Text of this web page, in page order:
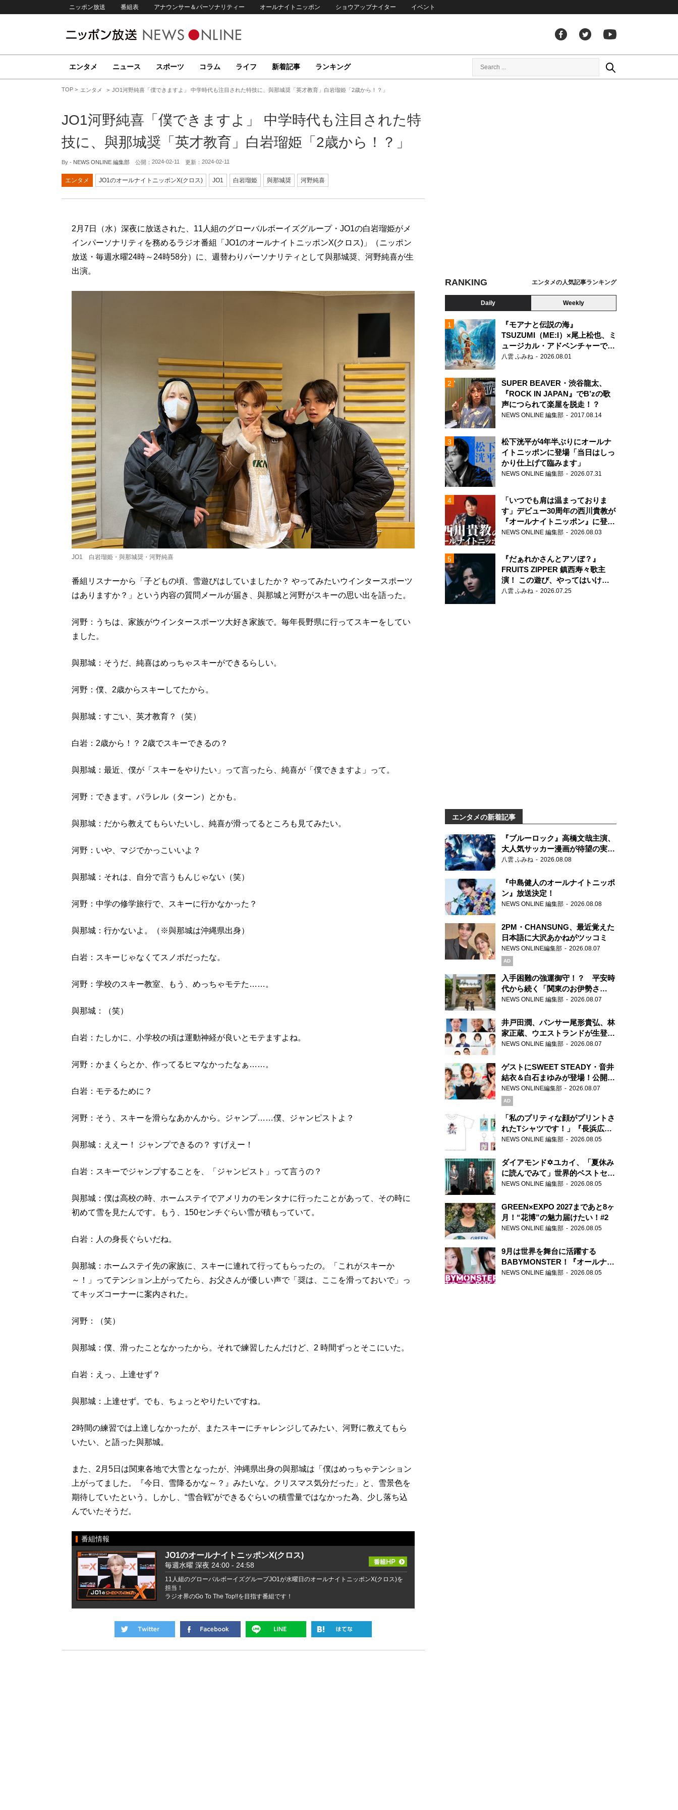
ニッポン放送 番組表 アナウンサー＆パーソナリティー オールナイトニッポン ショウアップナイター イベント
エンタメ ニュース スポーツ コラム ライフ 新着記事 ランキング
TOP エンタメ JO1河野純喜「僕できますよ」 中学時代も注目された特技に、與那城奨「英才教育」白岩瑠姫「2歳から！？」
JO1河野純喜「僕できますよ」 中学時代も注目された特
技に、與那城奨「英才教育」白岩瑠姫「2歳から！？」
By - NEWS ONLINE 編集部 公開： 2024-02-11 更新： 2024-02-11
エンタメ JO1のオールナイトニッポンX(クロス) JO1 白岩瑠姫 與那城奨 河野純喜
2月7日（水）深夜に放送された、11人組のグローバルボーイズグループ・JO1の白岩瑠姫がメ
インパーソナリティを務めるラジオ番組「JO1のオールナイトニッポンX(クロス)」（ニッポン
放送・毎週水曜24時～24時58分）に、週替わりパーソナリティとして與那城奨、河野純喜が生
出演。
JO1 白岩瑠姫・與那城奨・河野純喜
番組リスナーから「子どもの頃、雪遊びはしていましたか？ やってみたいウインタースポーツ
はありますか？」という内容の質問メールが届き、與那城と河野がスキーの思い出を語った。
河野：うちは、家族がウインタースポーツ大好き家族で。毎年長野県に行ってスキーをしてい
ました。
與那城：そうだ、純喜はめっちゃスキーができるらしい。
河野：僕、2歳からスキーしてたから。
與那城：すごい、英才教育？（笑）
白岩：2歳から！？ 2歳でスキーできるの？
與那城：最近、僕が「スキーをやりたい」って言ったら、純喜が「僕できますよ」って。
河野：できます。パラレル（ターン）とかも。
與那城：だから教えてもらいたいし、純喜が滑ってるところも見てみたい。
河野：いや、マジでかっこいいよ？
與那城：それは、自分で言うもんじゃない（笑）
河野：中学の修学旅行で、スキーに行かなかった？
與那城：行かないよ。（※與那城は沖縄県出身）
白岩：スキーじゃなくてスノボだったな。
河野：学校のスキー教室、もう、めっちゃモテた……。
與那城：（笑）
白岩：たしかに、小学校の頃は運動神経が良いとモテますよね。
河野：かまくらとか、作ってるヒマなかったなぁ……。
白岩：モテるために？
河野：そう、スキーを滑らなあかんから。ジャンプ……僕、ジャンピストよ？
與那城：ええー！ ジャンプできるの？ すげえー！
白岩：スキーでジャンプすることを、「ジャンピスト」って言うの？
與那城：僕は高校の時、ホームステイでアメリカのモンタナに行ったことがあって、その時に
初めて雪を見たんです。もう、150センチぐらい雪が積もっていて。
白岩：人の身長ぐらいだね。
與那城：ホームステイ先の家族に、スキーに連れて行ってもらったの。「これがスキーか
～！」ってテンション上がってたら、お父さんが優しい声で「奨は、ここを滑っておいで」っ
てキッズコーナーに案内された。
河野：（笑）
與那城：僕、滑ったことなかったから。それで練習したんだけど、2 時間ずっとそこにいた。
白岩：えっ、上達せず？
與那城：上達せず。でも、ちょっとやりたいですね。
2時間の練習では上達しなかったが、またスキーにチャレンジしてみたい、河野に教えてもら
いたい、と語った與那城。
また、2月5日は関東各地で大雪となったが、沖縄県出身の與那城は「僕はめっちゃテンション
上がってました。『今日、雪降るかな～？』みたいな。クリスマス気分だった」と、雪景色を
期待していたという。しかし、“雪合戦”ができるぐらいの積雪量ではなかった為、少し落ち込
んでいたそうだ。
番組情報
JO1のオールナイトニッポンX(クロス)
毎週水曜 深夜 24:00 - 24:58
11人組のグローバルボーイズグループJO1が水曜日のオールナイトニッポンX(クロス)を
担当！
ラジオ界のGo To The Top!!を目指す番組です！
RANKING エンタメの人気記事ランキング
Daily Weekly
『モアナと伝説の海』
TSUZUMI（ME:I）×尾上松也、ミ
ュージカル・アドベンチャーで美
声を響かせる
八雲 ふみね 2026.08.01
SUPER BEAVER・渋谷龍太、
『ROCK IN JAPAN』でB’zの歌
声につられて楽屋を脱走！？
NEWS ONLINE 編集部 2017.08.14
松下洸平が4年半ぶりにオールナ
イトニッポンに登場「当日はしっ
かり仕上げて臨みます」
NEWS ONLINE 編集部 2026.07.31
「いつでも肩は温まっておりま
す」デビュー30周年の西川貴教が
『オールナイトニッポン』に登
場！
NEWS ONLINE 編集部 2026.08.03
『だぁれかさんとアソぼ？』
FRUITS ZIPPER 鎮西寿々歌主
演！ この遊び、やってはいけま
せん。
八雲 ふみね 2026.07.25
エンタメの新着記事
『ブルーロック』高橋文哉主演、
大人気サッカー漫画が待望の実写
映画に
八雲 ふみね 2026.08.08
『中島健人のオールナイトニッポ
ン』放送決定！
NEWS ONLINE 編集部 2026.08.08
2PM・CHANSUNG、最近覚えた
日本語に大沢あかねがツッコミ
NEWS ONLINE編集部 2026.08.07
AD
入手困難の強運御守！？ 平安時
代から続く「関東のお伊勢さ
ま」、芝大神宮にてランパンプス
NEWS ONLINE 編集部 2026.08.07
井戸田潤、パンサー尾形貴弘、林
家正蔵、ウエストランドが生登
場！『ラジオビバリー昼ズ』
NEWS ONLINE 編集部 2026.08.07
ゲストにSWEET STEADY・音井
結衣＆白石まゆみが登場！公開収
録で素顔全開！
NEWS ONLINE編集部 2026.08.07
AD
「私のプリティな顔がプリントさ
れたTシャツです！」『長浜広奈
天下無双』初の番組グッズ発売
NEWS ONLINE 編集部 2026.08.05
ダイアモンド✡ユカイ、「夏休み
に読んでみて」世界的ベストセラ
ー『アナスタシア』を紹介
NEWS ONLINE 編集部 2026.08.05
GREEN×EXPO 2027まであと8ヶ
月！“花博”の魅力届けたい！#2
NEWS ONLINE 編集部 2026.08.05
9月は世界を舞台に活躍する
BABYMONSTER！『オールナイ
トニッポンPODCAST』月替わり
NEWS ONLINE 編集部 2026.08.05